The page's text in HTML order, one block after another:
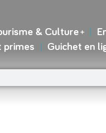
& Culture
primes Guichet en